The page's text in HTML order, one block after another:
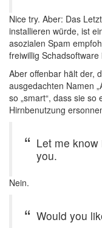
Nice try. Aber: Das
installieren würde, ist
asozialen Spam
freiwillig Schadsoftware
Aber offenbar hält der,
ausgedachten Namen
so „smart“, dass sie
Hirnbenutzung
Let me
you.
Nein.
Would you